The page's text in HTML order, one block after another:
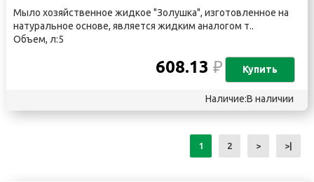
Мыло хозяйственное жидкое "Золушка", изготовленное на
натуральное основе, является жидким аналогом т..
Объем, л:5
608.13₽ Купить
Наличие:В наличии
1 2 > >|